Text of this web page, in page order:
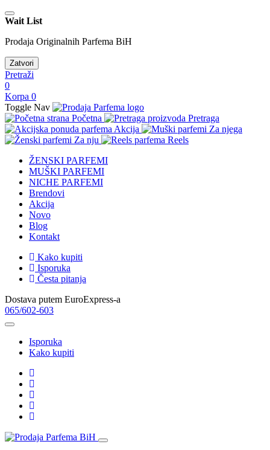
Wait List
Prodaja Originalnih Parfema BiH
Zatvori
Pretraži
0
Korpa 0
Toggle Nav
Početna
Pretraga
Akcija
Za njega
Za nju
Reels
ŽENSKI PARFEMI
MUŠKI PARFEMI
NICHE PARFEMI
Brendovi
Akcija
Novo
Blog
Kontakt
Kako kupiti
Isporuka
Česta pitanja
Dostava putem EuroExpress-a
065/602-603
Isporuka
Kako kupiti